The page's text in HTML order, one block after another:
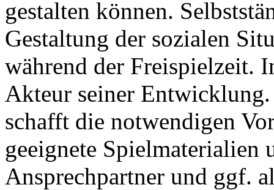
gestalten können.
Gestaltung der sozialen
während der Freispielzeit.
Akteur seiner Entwicklung.
schafft die notwendigen
geeignete Spielmaterialien
Ansprechpartner und ggf.